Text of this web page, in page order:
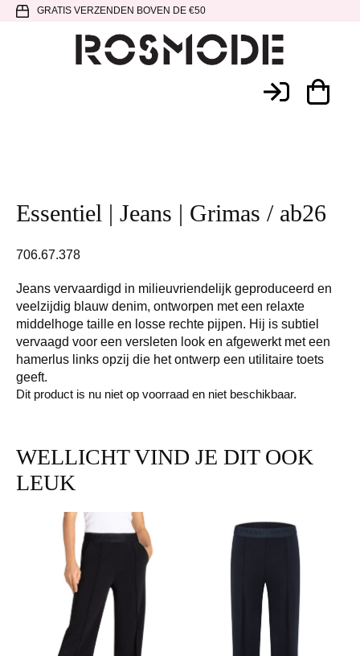
Spring
hoofdnavigatie
Door
SpringGRATIS VERZENDEN BOVEN DE €50
Essentiel | Jeans | Grimas / ab26
706.67.378
Jeans vervaardigd in milieuvriendelijk geproduceerd en
veelzijdig blauw denim, ontworpen met een relaxte
middelhoge taille en losse rechte pijpen. Hij is subtiel
vervaagd voor een versleten look en afgewerkt met een
hamerlus links opzij die het ontwerp een utilitaire toets
geeft.
Dit product is nu niet op voorraad en niet beschikbaar.
WELLICHT VIND JE DIT OOK
LEUK